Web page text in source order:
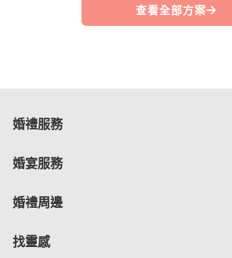
查看全部方案
婚禮服務
婚宴服務
婚禮周邊
找靈感